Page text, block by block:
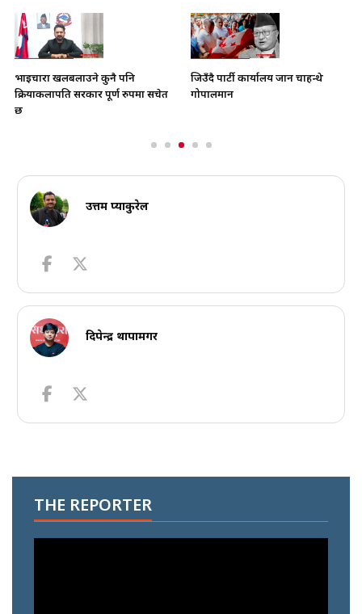
भाइचारा खलबलाउने कुनै पनि
क्रियाकलापप्रति सरकार पूर्ण रुपमा सचेत
छ
जिउँदै पार्टी कार्यालय जान चाहन्थे
गोपालमान
उत्तम प्याकुरेल
दिपेन्द्र थापामगर
THE REPORTER